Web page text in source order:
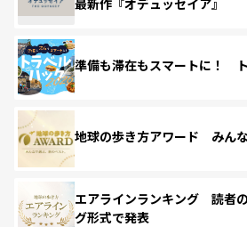
準備も滞在もスマートに！
地球の歩き方アワード みんな
エアラインランキング 読者
グ形式で発表